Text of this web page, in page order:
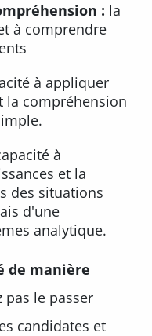
: la
à comprendre
à appliquer
la compréhension
à
et la
des situations
d'une
analytique.
de manière
pas le passer
candidates et